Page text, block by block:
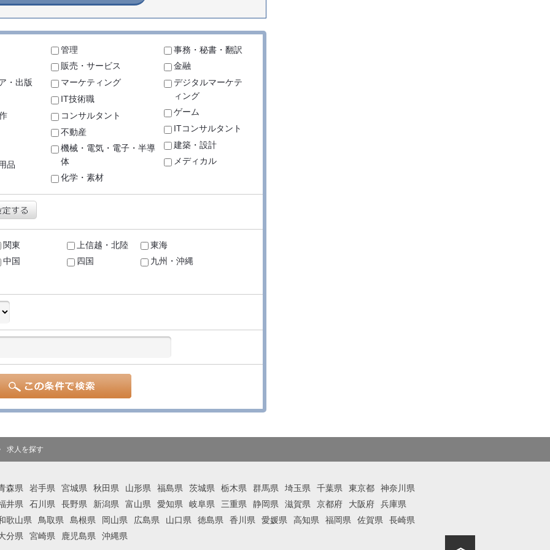
・出版
品
管理
販売・サービス
マーケティング
IT技術職
コンサルタント
不動産
機械・電気・電子・半導
体
化学・素材
事務・秘書・翻訳
金融
デジタルマーケテ
ィング
ゲーム
ITコンサルタント
建築・設計
メディカル
関東 上信越・北陸
東海
中国
四国 九州・沖縄
求人を探す
森県 岩手県 宮城県 秋田県 山形県 福島県 茨城県 栃木県 群馬県 埼玉県 千葉県 東京都
神奈川県
井県
石川県 長野県 新潟県 富山県 愛知県 岐阜県 三重県 静岡県 滋賀県 京都府 大阪府
兵庫県
歌山県
鳥取県 島根県 岡山県 広島県 山口県 徳島県 香川県 愛媛県 高知県 福岡県 佐賀県
長崎県
分県
宮崎県 鹿児島県 沖縄県